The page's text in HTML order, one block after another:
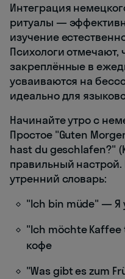
Интеграция
ритуалы —
изучение
Психологи отмечают,
закреплённые в
усваиваются на
идеально для
Начинайте утро с
Простое "Guten
hast du geschlafen?"
правильный
утренний словарь:
"Ich bin müde" — Я
"Ich möchte
кофе
"Was gibt es zum